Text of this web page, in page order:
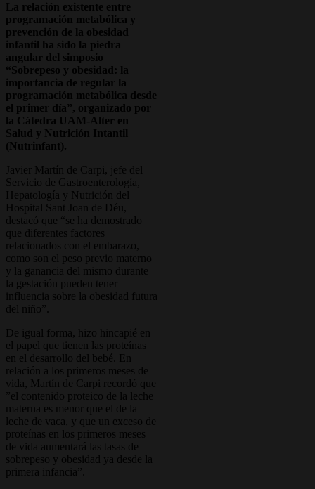
La relación existente entre
programación metabólica y
prevención de la obesidad
infantil ha sido la piedra
angular del simposio
“Sobrepeso y obesidad: la
importancia de regular la
programación metabólica desde
el primer día”, organizado por
la Cátedra UAM-Alter en
Salud y Nutrición Intantil
(Nutrinfant).
Javier Martín de Carpi, jefe del
Servicio de Gastroenterología,
Hepatología y Nutrición del
Hospital Sant Joan de Déu,
destacó que “se ha demostrado
que diferentes factores
relacionados con el embarazo,
como son el peso previo materno
y la ganancia del mismo durante
la gestación pueden tener
influencia sobre la obesidad futura
del niño”.
De igual forma, hizo hincapié en
el papel que tienen las proteínas
en el desarrollo del bebé. En
relación a los primeros meses de
vida, Martín de Carpi recordó que
”el contenido proteico de la leche
materna es menor que el de la
leche de vaca, y que un exceso de
proteínas en los primeros meses
de vida aumentará las tasas de
sobrepeso y obesidad ya desde la
primera infancia”.